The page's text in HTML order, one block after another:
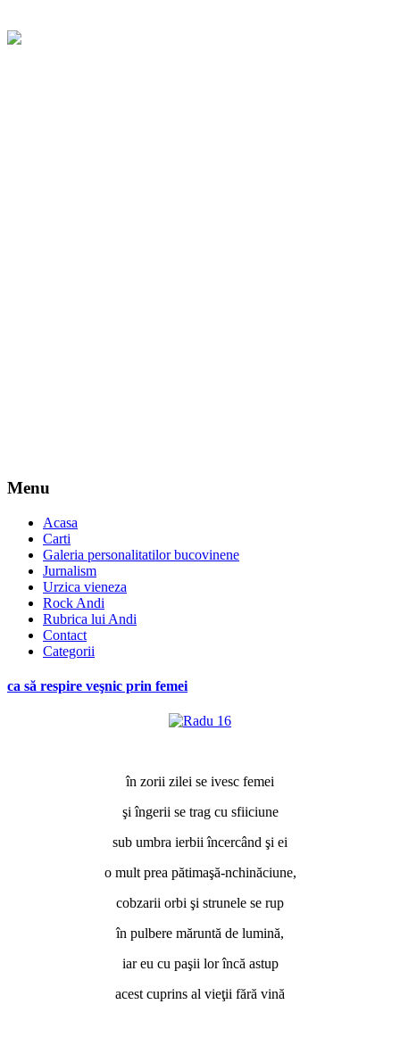
Menu
Acasa
Carti
Galeria personalitatilor bucovinene
Jurnalism
Urzica vieneza
Rock Andi
Rubrica lui Andi
Contact
Categorii
ca să respire veşnic prin femei
în zorii zilei se ivesc femei
şi îngerii se trag cu sfiiciune
sub umbra ierbii încercând şi ei
o mult prea pătimaşă-nchinăciune,
cobzarii orbi şi strunele se rup
în pulbere măruntă de lumină,
iar eu cu paşii lor încă astup
acest cuprins al vieţii fără vină